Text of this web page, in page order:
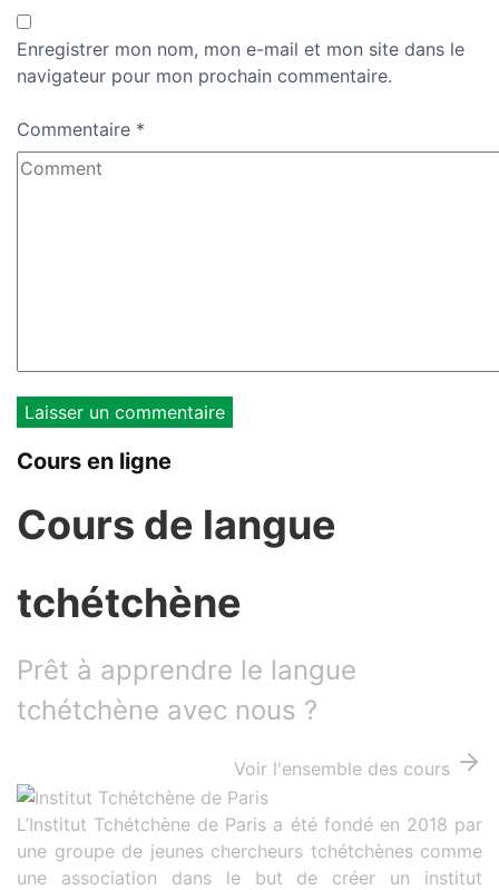
Enregistrer mon nom, mon e-mail et mon site dans le
navigateur pour mon prochain commentaire.
Commentaire *
Cours en ligne
Cours de langue
tchétchène
Prêt à apprendre le langue
tchétchène avec nous ?
Voir l'ensemble des cours
L’Institut Tchétchène de Paris a été fondé en 2018 par
une groupe de jeunes chercheurs tchétchènes comme
une association dans le but de créer un institut